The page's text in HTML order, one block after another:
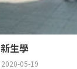
新生學
2020-05-19